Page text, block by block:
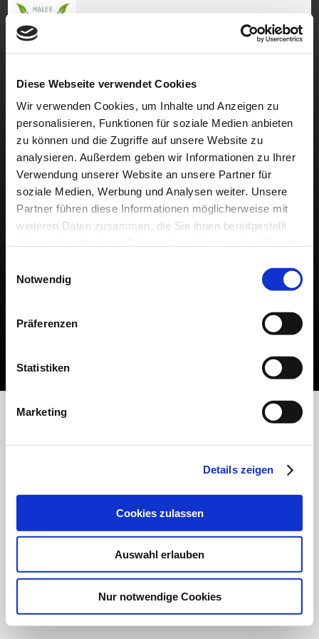
Diese Webseite verwendet Cookies
Wir verwenden Cookies, um Inhalte und Anzeigen zu
personalisieren, Funktionen für soziale Medien anbieten
zu können und die Zugriffe auf unsere Website zu
analysieren. Außerdem geben wir Informationen zu Ihrer
Verwendung unserer Website an unsere Partner für
soziale Medien, Werbung und Analysen weiter. Unsere
Partner führen diese Informationen möglicherweise mit
weiteren Daten zusammen, die Sie ihnen bereitgestellt
Notwendig
Präferenzen
Statistiken
Marketing
Details zeigen
Cookies zulassen
Auswahl erlauben
Nur notwendige Cookies
Impressum|Datenschutz| © Copyright Malerfirma Kagelmacher, Wostevitz
6, 18546 Sassnitz | Letzte Änderung: 20.08.2025 | Erstellt mit HomepageFIX
2020